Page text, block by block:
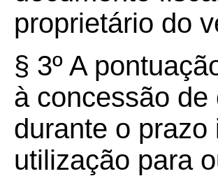
proprietário do
§ 3º A
à concessão
durante o prazo
utilização para